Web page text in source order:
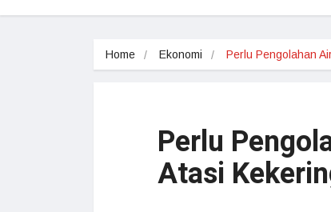
Home Ekonomi Perlu Pengolahan
Perlu
Atasi